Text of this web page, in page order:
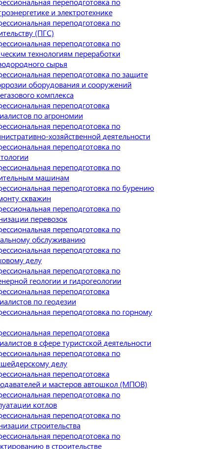
и электротехнике
переподготовка по
(ПГС)
переподготовка по
технологиям переработки
сырья
переподготовка по защите
оборудования и сооружений
комплекса
переподготовка
по агрономии
переподготовка по
хозяйственной деятельности
переподготовка по
переподготовка по
машинам
переподготовка по бурению
скважин
переподготовка по
перевозок
переподготовка по
обслуживанию
переподготовка по
делу
переподготовка по
геологии и гидрогеологии
переподготовка
по геодезии
переподготовка по горному
переподготовка
в сфере туристской деятельности
переподготовка по
делу
переподготовка
и мастеров автошкол (МПОВ)
переподготовка по
котлов
переподготовка по
строительства
переподготовка по
в строительстве